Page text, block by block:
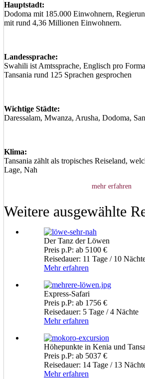
Hauptstadt:
Dodoma mit 185.000 Einwohnern,
mit rund 4,36 Millionen Einwohnern.
Landessprache:
Swahili ist Amtssprache, Englisch pro
Tansania rund 125 Sprachen gesprochen
Wichtige Städte:
Daressalam, Mwanza, Arusha, Dodoma,
Klima:
Tansania zählt als tropisches Reiseland,
Lage, Nah
mehr erfahren
Weitere ausgewählte
Der Tanz der Löwen
Preis p.P: ab 5100 €
Reisedauer: 11 Tage / 10
Mehr erfahren
Express-Safari
Preis p.P: ab 1756 €
Reisedauer: 5 Tage / 4 Nächte
Mehr erfahren
Höhepunkte in Kenia und
Preis p.P: ab 5037 €
Reisedauer: 14 Tage / 13
Mehr erfahren